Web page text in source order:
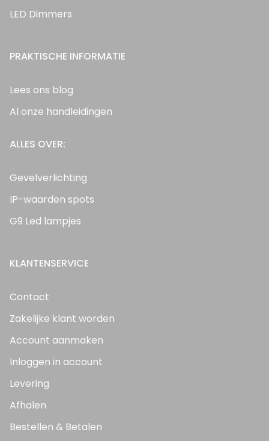
LED Dimmers
PRAKTISCHE INFORMATIE
Lees ons blog
Al onze handleidingen
ALLES OVER:
Gevelverlichting
IP-waarden spots
G9 Led lampjes
KLANTENSERVICE
Contact
Zakelijke klant worden
Account aanmaken
Inloggen in account
Levering
Afhalen
Bestellen & Betalen